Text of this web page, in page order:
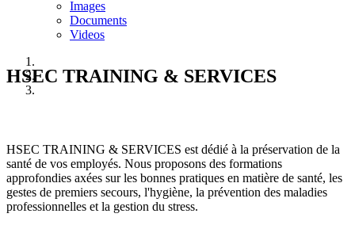
Images
Documents
Videos
HSEC TRAINING & SERVICES
HSEC TRAINING & SERVICES est dédié à la préservation de la
santé de vos employés. Nous proposons des formations
approfondies axées sur les bonnes pratiques en matière de santé, les
gestes de premiers secours, l'hygiène, la prévention des maladies
professionnelles et la gestion du stress.